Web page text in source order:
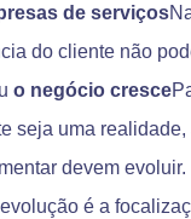
de serviços
do cliente não
o negócio cresce
seja uma
devem
é a